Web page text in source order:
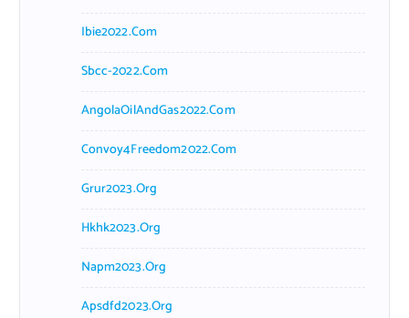
Ibie2022.com
Sbcc-2022.com
AngolaOilAndGas2022.com
Convoy4Freedom2022.com
Grur2023.org
Hkhk2023.org
Napm2023.org
Apsdfd2023.org